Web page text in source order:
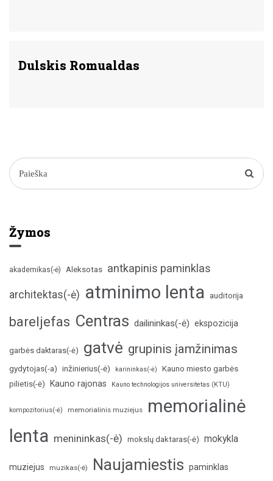
Dulskis Romualdas
Žymos
akademikas(-ė) Aleksotas antkapinis paminklas
architektas(-ė) atminimo lenta auditorija
bareljefas Centras dailininkas(-ė) ekspozicija
garbės daktaras(-ė) gatvė grupinis įamžinimas
gydytojas(-a) inžinierius(-ė) karininkas(-ė)
Kauno miesto garbės
pilietis(-ė)
Kauno rajonas Kauno technologijos universitetas (KTU)
kompozitorius(-ė) memorialinis muziejus
memorialinė
lenta menininkas(-ė) mokslų daktaras(-ė) mokykla
muziejus muzikas(-ė) Naujamiestis paminklas